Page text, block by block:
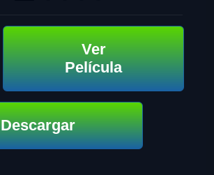
Ver
Película
Descargar